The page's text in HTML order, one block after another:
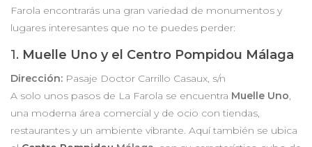
Farola encontrarás una gran variedad de monumentos y
lugares interesantes que no te puedes perder:
1. Muelle Uno y el Centro Pompidou Málaga
Dirección: Pasaje Doctor Carrillo Casaux, s/n
A solo unos pasos de La Farola se encuentra Muelle Uno,
una moderna área comercial y de ocio con tiendas,
restaurantes y un ambiente vibrante. Aquí también se ubica